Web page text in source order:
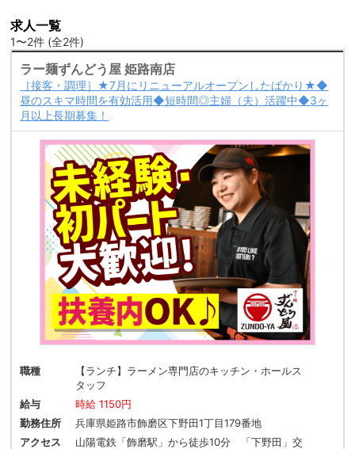
求人一覧
1〜2件 (全2件)
ラー麺ずんどう屋 姫路南店
［接客・調理］★7月にリニューアルオープンしたばかり★◆
昼のスキマ時間を有効活用◆短時間◎主婦（夫）活躍中◆3ヶ
月以上長期募集！
職種
【ランチ】ラーメン専門店のキッチン・ホールス
タッフ
給与
時給 1150円
勤務住所
兵庫県姫路市飾磨区下野田1丁目179番地
アクセス
山陽電鉄「飾磨駅」から徒歩10分 「下野田」交